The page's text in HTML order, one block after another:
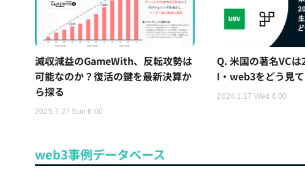
減収減益のGameWith、反転攻勢は
可能なのか？復活の鍵を最新決算か
ら探る
2025.7.27 Sun 6:00
Q. 米国の著名VC
I・web3をどう見
2024.1.17 Wed 6:00
web3事例データベース